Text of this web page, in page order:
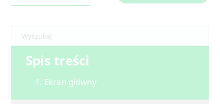
Spis treści
1. Ekran główny